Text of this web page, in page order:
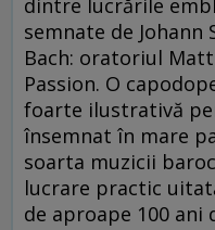
dintre lucrările
semnate de Johann
Bach: oratoriul
Passion. O
foarte ilustrativă
însemnat în mare
soarta muzicii
lucrare practic
de aproape 100 ani